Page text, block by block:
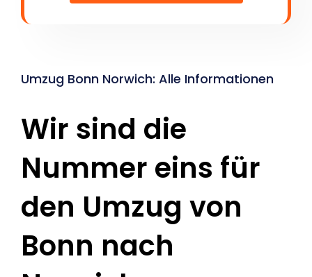
Umzug Bonn Norwich: Alle Informationen
Wir sind die
Nummer eins für
den Umzug von
Bonn nach